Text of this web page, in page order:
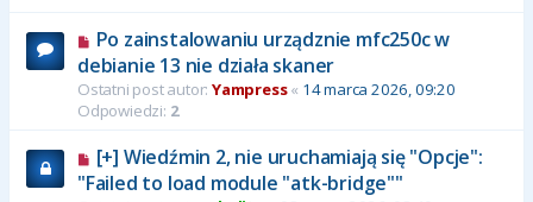
Po zainstalowaniu urządznie mfc250c w
debianie 13 nie działa skaner
Ostatni post autor: Yampress« 14 marca 2026, 09:20
Odpowiedzi: 2
[+] Wiedźmin 2, nie uruchamiają się "Opcje":
"Failed to load module "atk-bridge""